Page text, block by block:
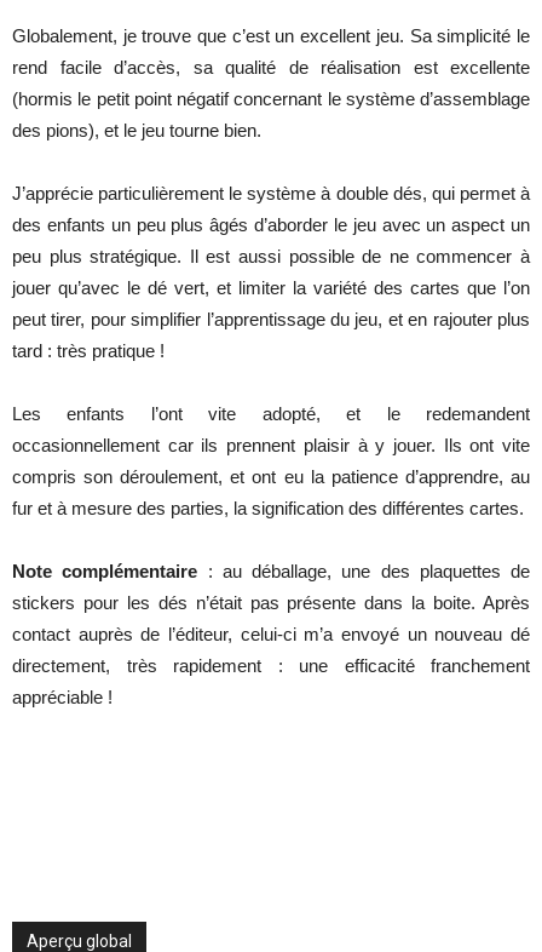
Globalement, je trouve que c’est un excellent jeu. Sa simplicité le
rend facile d’accès, sa qualité de réalisation est excellente
(hormis le petit point négatif concernant le système d’assemblage
des pions), et le jeu tourne bien.
J’apprécie particulièrement le système à double dés, qui permet à
des enfants un peu plus âgés d’aborder le jeu avec un aspect un
peu plus stratégique. Il est aussi possible de ne commencer à
jouer qu’avec le dé vert, et limiter la variété des cartes que l’on
peut tirer, pour simplifier l’apprentissage du jeu, et en rajouter plus
tard : très pratique !
Les enfants l’ont vite adopté, et le redemandent
occasionnellement car ils prennent plaisir à y jouer. Ils ont vite
compris son déroulement, et ont eu la patience d’apprendre, au
fur et à mesure des parties, la signification des différentes cartes.
Note complémentaire : au déballage, une des plaquettes de
stickers pour les dés n’était pas présente dans la boite. Après
contact auprès de l’éditeur, celui-ci m’a envoyé un nouveau dé
directement, très rapidement : une efficacité franchement
appréciable !
Aperçu global